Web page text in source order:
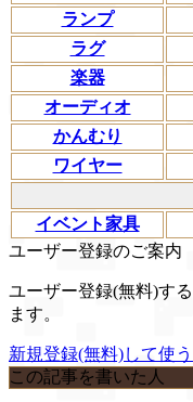
ランプ
ラグ
楽器
オーディオ
かんむり
ワイヤー
イベント家具
ユーザー登録のご案内
ユーザー登録(無料)す
ます。
新規登録(無料)して使う
この記事を書いた人